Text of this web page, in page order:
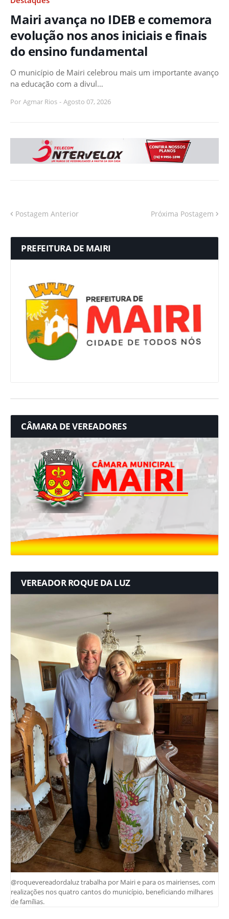
Mairi avança no IDEB e comemora
evolução nos anos iniciais e finais
do ensino fundamental
O município de Mairi celebrou mais um importante avanço
na educação com a divul…
Por Agmar Rios - Agosto 07, 2026
Postagem Anterior Próxima Postagem
PREFEITURA DE MAIRI
CÂMARA DE VEREADORES
VEREADOR ROQUE DA LUZ
@roquevereadordaluz trabalha por Mairi e para os mairienses, com
realizações nos quatro cantos do município, beneficiando milhares
de famílias.